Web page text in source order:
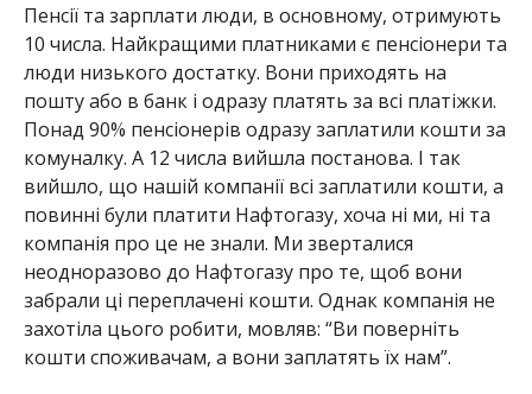
Пенсії та зарплати люди, в основному, отримують
10 числа. Найкращими платниками є пенсіонери та
люди низького достатку. Вони приходять на
пошту або в банк і одразу платять за всі платіжки.
Понад 90% пенсіонерів одразу заплатили кошти за
комуналку. А 12 числа вийшла постанова. І так
вийшло, що нашій компанії всі заплатили кошти, а
повинні були платити Нафтогазу, хоча ні ми, ні та
компанія про це не знали. Ми зверталися
неодноразово до Нафтогазу про те, щоб вони
забрали ці переплачені кошти. Однак компанія не
захотіла цього робити, мовляв: “Ви поверніть
кошти споживачам, а вони заплатять їх нам”.